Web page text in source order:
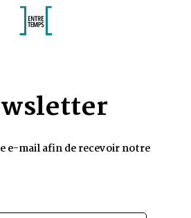
e-mail afin de recevoir notre